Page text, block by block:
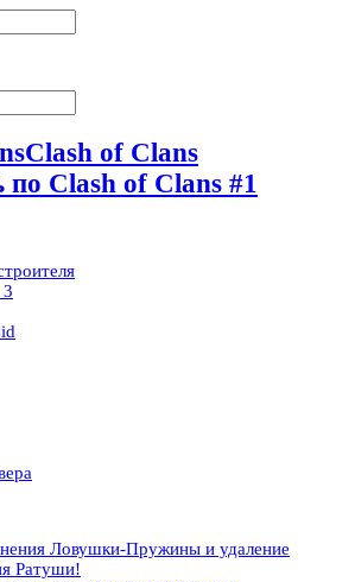
Clash of Clans
по Clash of Clans #1
Ловушки-Пружины и удаление
Ратуши!